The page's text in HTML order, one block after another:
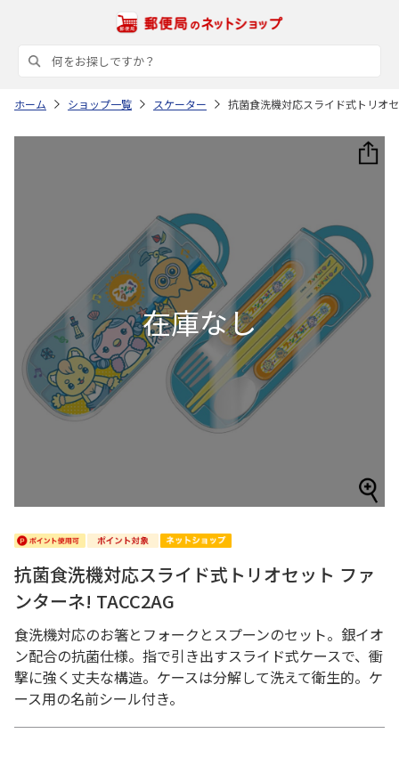
ホーム ショップ一覧 スケーター 抗菌食洗機対応スライド式トリオ
抗菌食洗機対応スライド式トリオセット ファ
ンターネ! TACC2AG
食洗機対応のお箸とフォークとスプーンのセット。銀イオ
ン配合の抗菌仕様。指で引き出すスライド式ケースで、衝
撃に強く丈夫な構造。ケースは分解して洗えて衛生的。ケ
ース用の名前シール付き。